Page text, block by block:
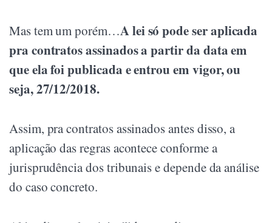
Mas tem um porém…A lei só pode ser aplicada
pra contratos assinados a partir da data em
que ela foi publicada e entrou em vigor, ou
seja, 27/12/2018.
Assim, pra contratos assinados antes disso, a
aplicação das regras acontece conforme a
jurisprudência dos tribunais e depende da análise
do caso concreto.